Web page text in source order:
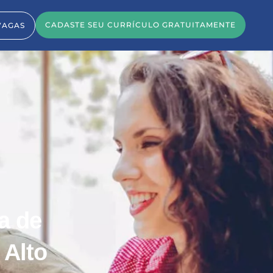
CADASTE SEU CURRÍCULO GRATUITAMENTE
de
Alto